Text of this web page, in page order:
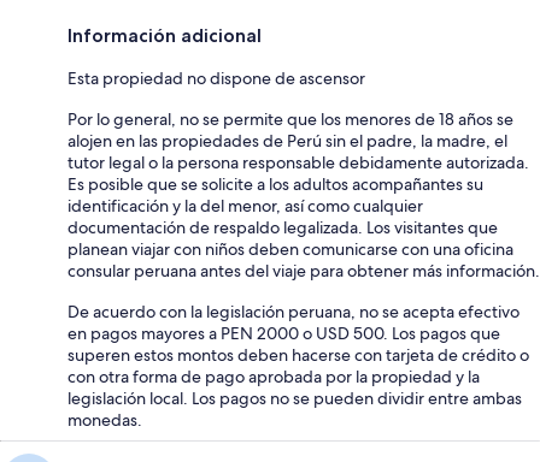
Información adicional
Esta propiedad no dispone de ascensor
Por lo general, no se permite que los menores de 18 años se
alojen en las propiedades de Perú sin el padre, la madre, el
tutor legal o la persona responsable debidamente autorizada.
Es posible que se solicite a los adultos acompañantes su
identificación y la del menor, así como cualquier
documentación de respaldo legalizada. Los visitantes que
planean viajar con niños deben comunicarse con una oficina
consular peruana antes del viaje para obtener más información.
De acuerdo con la legislación peruana, no se acepta efectivo
en pagos mayores a PEN 2000 o USD 500. Los pagos que
superen estos montos deben hacerse con tarjeta de crédito o
con otra forma de pago aprobada por la propiedad y la
legislación local. Los pagos no se pueden dividir entre ambas
monedas.